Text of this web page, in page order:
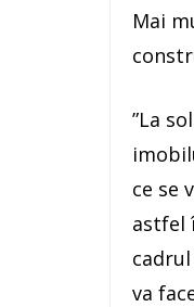
Mai
”La
ce se
astfel
va